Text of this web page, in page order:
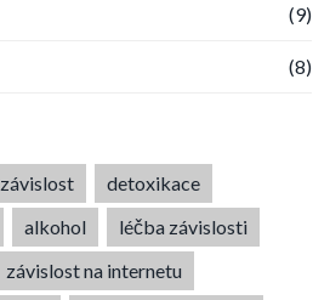
(9)
(8)
závislost
detoxikace
alkohol
léčba závislosti
závislost na internetu